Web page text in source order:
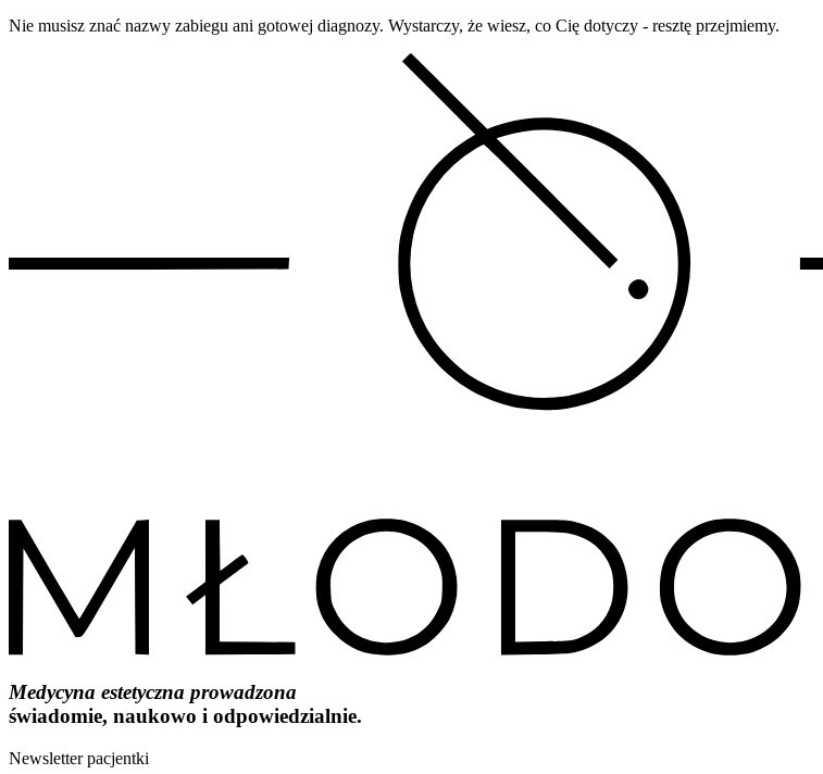
Nie musisz znać nazwy zabiegu ani gotowej diagnozy. Wystarczy, że wiesz, co Cię dotyczy - resztę przejmiemy.
Medycyna estetyczna prowadzona
świadomie, naukowo i odpowiedzialnie.
Newsletter pacjentki